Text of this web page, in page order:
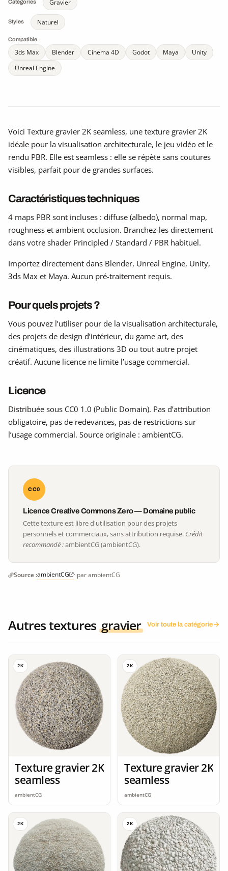
Catégories Gravier
Styles Naturel
Compatible
3ds Max Blender Cinema 4D Godot Maya
Unity
Unreal Engine
Voici Texture gravier 2K seamless, une texture gravier 2K
idéale pour la visualisation architecturale, le jeu vidéo et le
rendu PBR. Elle est seamless : elle se répète sans coutures
visibles, parfait pour de grandes surfaces.
Caractéristiques techniques
4 maps PBR sont incluses : diffuse (albedo), normal map,
roughness et ambient occlusion. Branchez-les directement
dans votre shader Principled / Standard / PBR habituel.
Importez directement dans Blender, Unreal Engine, Unity,
3ds Max et Maya. Aucun pré-traitement requis.
Pour quels projets ?
Vous pouvez l’utiliser pour de la visualisation architecturale,
des projets de design d’intérieur, du game art, des
cinématiques, des illustrations 3D ou tout autre projet
créatif. Aucune licence ne limite l’usage commercial.
Licence
Distribuée sous CC0 1.0 (Public Domain). Pas d’attribution
obligatoire, pas de redevances, pas de restrictions sur
l’usage commercial. Source originale : ambientCG.
CC0
Licence Creative Commons Zero — Domaine public
Cette texture est libre d'utilisation pour des projets
personnels et commerciaux, sans attribution requise. Crédit
recommandé :ambientCG (ambientCG).
Source :ambientCG · par ambientCG
Autres textures gravier Voir toute la catégorie
2K
Texture gravier 2K
seamless
ambientCG
2K
Texture gravier 2K
seamless
ambientCG
2K 2K